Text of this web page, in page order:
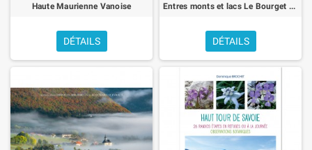
Haute Maurienne Vanoise
DÉTAILS
Entres monts et lacs Le Bourget Aiguebellette
DÉTAILS